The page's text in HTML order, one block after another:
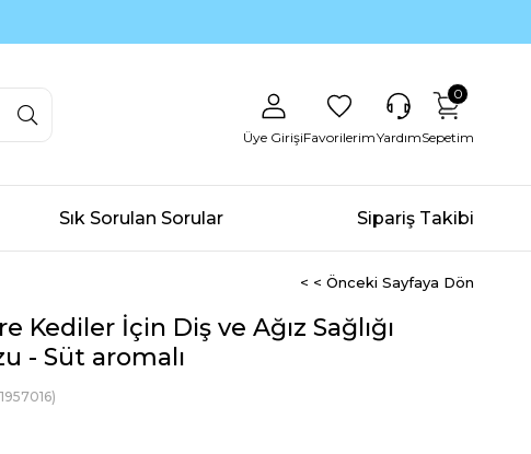
Üye GirişiFavorilerimYardımSepetim
0
Sık Sorulan Sorular Sipariş Takibi
< < Önceki Sayfaya Dön
Kediler İçin Diş ve Ağız Sağlığı
- Süt aromalı